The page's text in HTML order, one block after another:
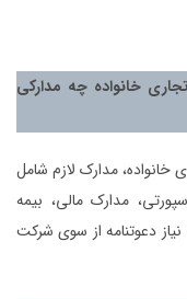
خانواده چه مدارکی
مدارک لازم شامل
مدارک مالی، بیمه
دعوتنامه از سوی شرکت